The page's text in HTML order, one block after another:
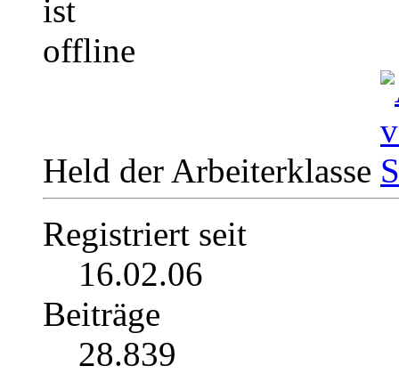
Held der Arbeiterklasse
Registriert seit
16.02.06
Beiträge
28.839